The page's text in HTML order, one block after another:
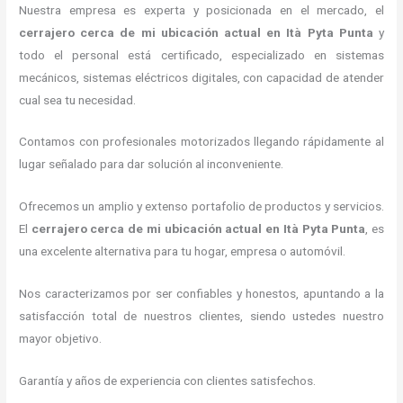
Nuestra empresa es experta y posicionada en el mercado, el
cerrajero cerca de mi ubicación actual en Ità Pyta Punta y
todo el personal está certificado, especializado en sistemas
mecánicos, sistemas eléctricos digitales, con capacidad de atender
cual sea tu necesidad.
Contamos con profesionales motorizados llegando rápidamente al
lugar señalado para dar solución al inconveniente.
Ofrecemos un amplio y extenso portafolio de productos y servicios.
El cerrajero cerca de mi ubicación actual en Ità Pyta Punta, es
una excelente alternativa para tu hogar, empresa o automóvil.
Nos caracterizamos por ser confiables y honestos, apuntando a la
satisfacción total de nuestros clientes, siendo ustedes nuestro
mayor objetivo.
Garantía y años de experiencia con clientes satisfechos.